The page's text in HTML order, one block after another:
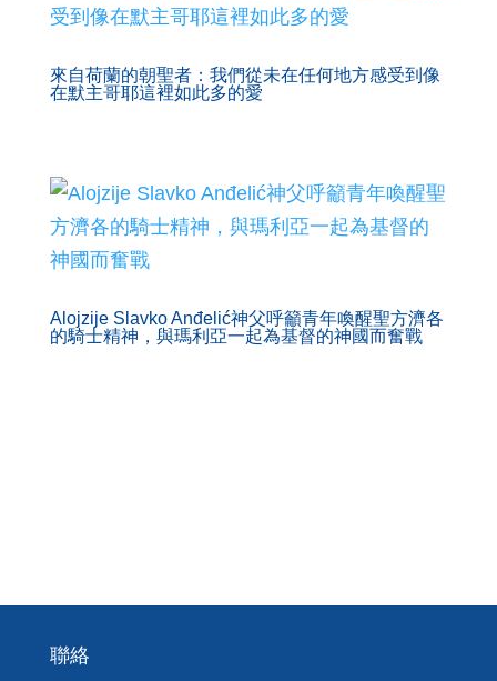
來自荷蘭的朝聖者：我們從未在任何地方感受到像
在默主哥耶這裡如此多的愛
Alojzije Slavko Anđelić神父呼籲青年喚醒聖方濟各
的騎士精神，與瑪利亞一起為基督的神國而奮戰
聯絡